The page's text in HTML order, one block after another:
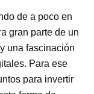
de a poco en
gran parte de un
una fascinación
Para ese
para invertir